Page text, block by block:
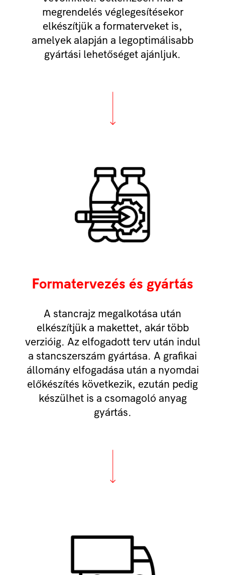
megrendelés véglegesítésekor
elkészítjük a formaterveket is,
amelyek alapján a legoptimálisabb
gyártási lehetőséget ajánljuk.
Formatervezés és gyártás
A stancrajz megalkotása után
elkészítjük a makettet, akár több
verzióig. Az elfogadott terv után indul
a stancszerszám gyártása. A grafikai
állomány elfogadása után a nyomdai
előkészítés következik, ezután pedig
készülhet is a csomagoló anyag
gyártás.